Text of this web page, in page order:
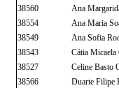
38560
Ana
38554
Ana Maria
38549
Ana Sofia
38543
Cátia Micaela
38527
Celine Basto
38566
Duarte Filipe